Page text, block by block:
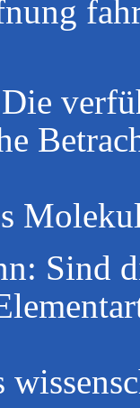
Die
Sind